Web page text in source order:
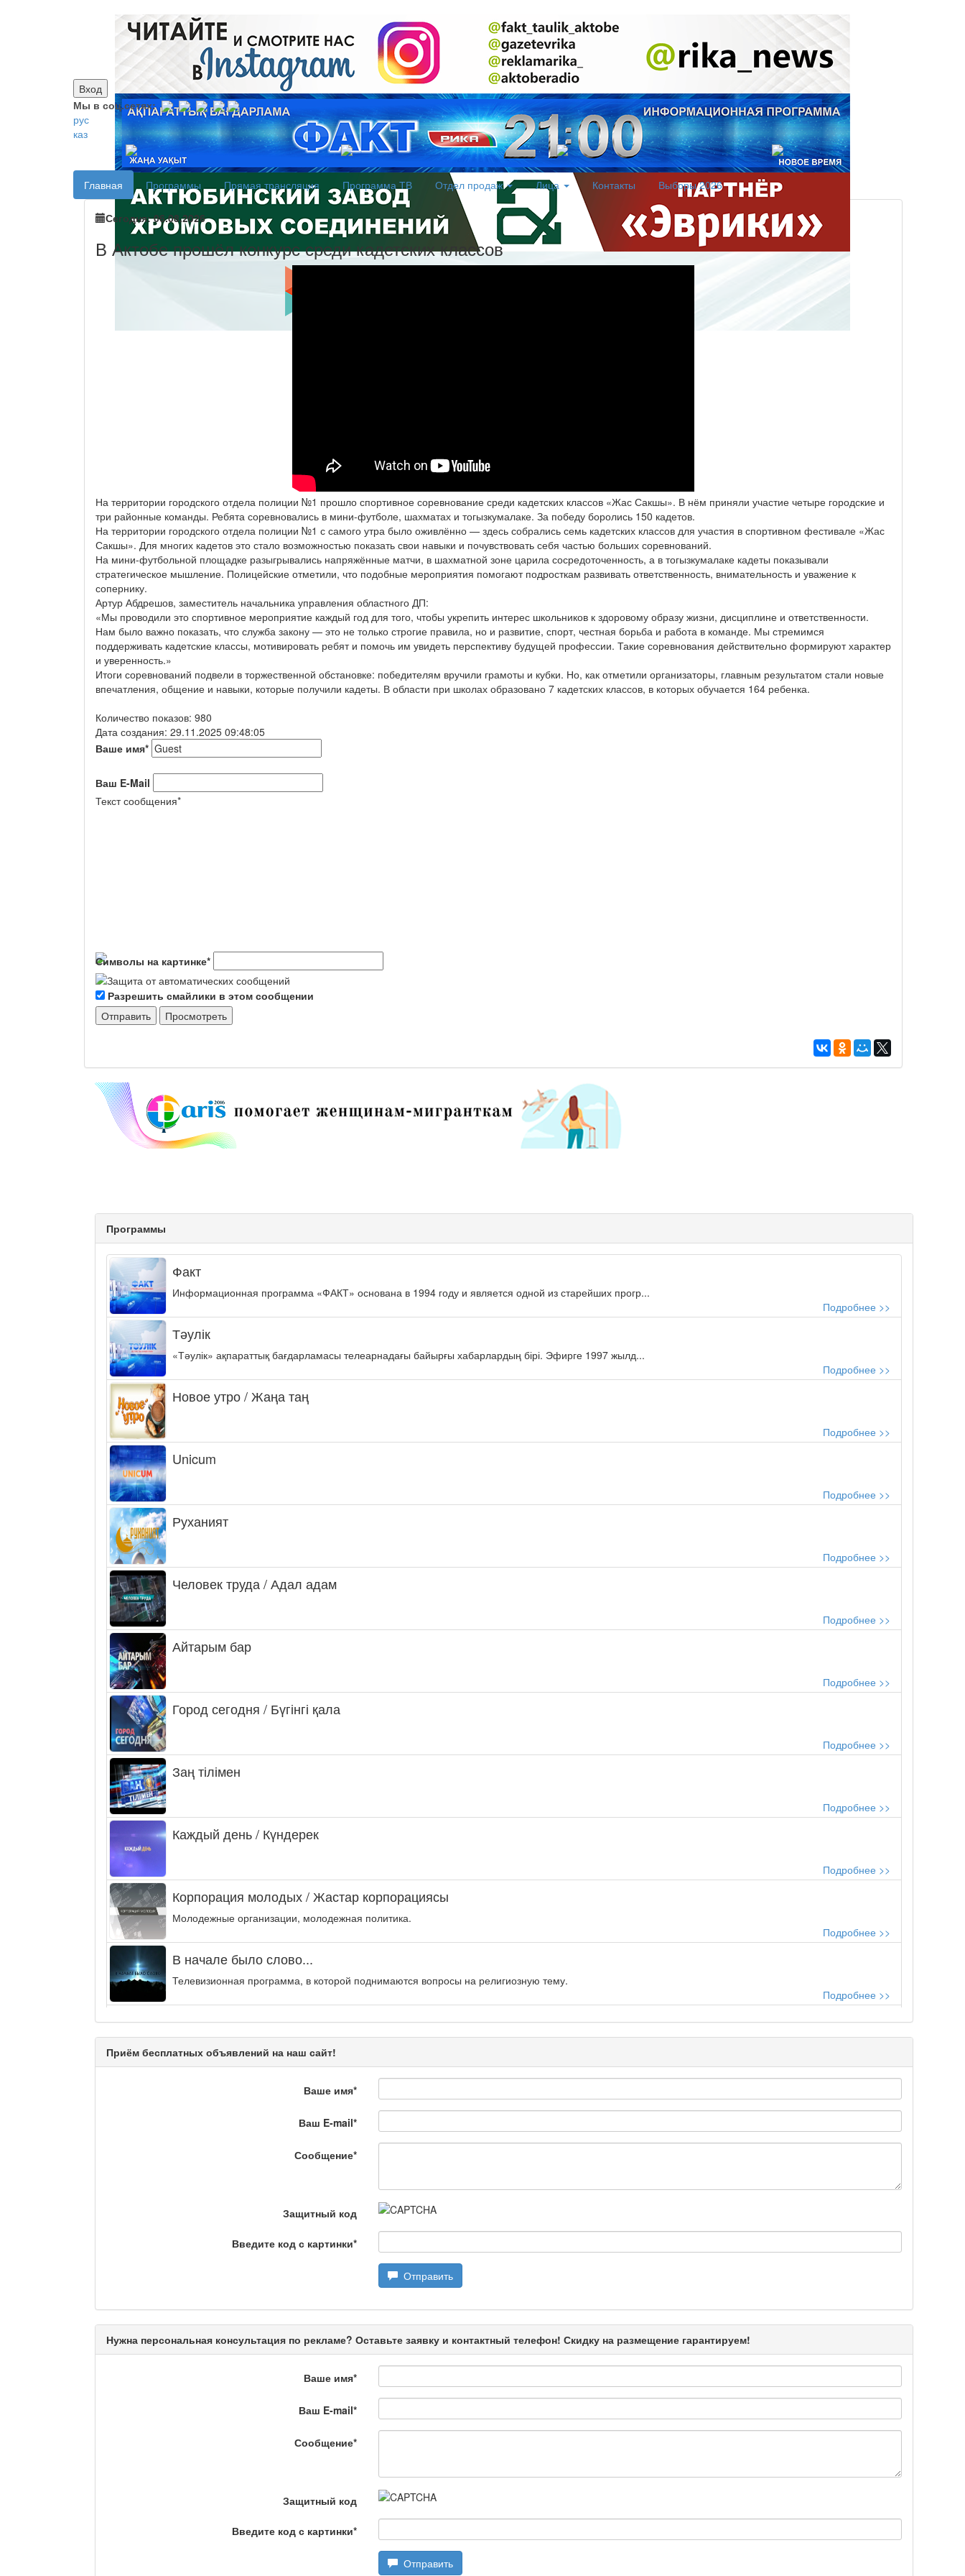
Вход
Мы в соц.сетях:
рус
каз
Главная Программы Прямая трансляция Программа ТВ Отдел продаж Лица Контакты Выборы 2026
Сегодня: 06.08.2026
В Актобе прошёл конкурс среди кадетских классов
На территории городского отдела полиции №1 прошло спортивное соревнование среди кадетских классов «Жас Сакшы». В нём приняли участие четыре городские и
три районные команды. Ребята соревновались в мини-футболе, шахматах и тогызкумалаке. За победу боролись 150 кадетов.
На территории городского отдела полиции №1 с самого утра было оживлённо — здесь собрались семь кадетских классов для участия в спортивном фестивале «Жас
Сакшы». Для многих кадетов это стало возможностью показать свои навыки и почувствовать себя частью больших соревнований.
На мини-футбольной площадке разыгрывались напряжённые матчи, в шахматной зоне царила сосредоточенность, а в тогызкумалаке кадеты показывали
стратегическое мышление. Полицейские отметили, что подобные мероприятия помогают подросткам развивать ответственность, внимательность и уважение к
сопернику.
Артур Абдрешов, заместитель начальника управления областного ДП:
«Мы проводили это спортивное мероприятие каждый год для того, чтобы укрепить интерес школьников к здоровому образу жизни, дисциплине и ответственности.
Нам было важно показать, что служба закону — это не только строгие правила, но и развитие, спорт, честная борьба и работа в команде. Мы стремимся
поддерживать кадетские классы, мотивировать ребят и помочь им увидеть перспективу будущей профессии. Такие соревнования действительно формируют характер
и уверенность.»
Итоги соревнований подвели в торжественной обстановке: победителям вручили грамоты и кубки. Но, как отметили организаторы, главным результатом стали новые
впечатления, общение и навыки, которые получили кадеты. В области при школах образовано 7 кадетских классов, в которых обучается 164 ребенка.
Количество показов: 980
Дата создания: 29.11.2025 09:48:05
Ваше имя*
Ваш E-Mail
Текст сообщения*
Символы на картинке*
Разрешить смайлики в этом сообщении
Программы
Факт
Информационная программа «ФАКТ» основана в 1994 году и является одной из старейших прогр...
Подробнее >>
Тәулік
«Тәулік» ақпараттық бағдарламасы телеарнадағы байырғы хабарлардың бірі. Эфирге 1997 жылд...
Подробнее >>
Новое утро / Жаңа таң
Подробнее >>
Unicum
Подробнее >>
Руханият
Подробнее >>
Человек труда / Адал адам
Подробнее >>
Айтарым бар
Подробнее >>
Город сегодня / Бүгінгі қала
Подробнее >>
Заң тілімен
Подробнее >>
Каждый день / Күндерек
Подробнее >>
Корпорация молодых / Жастар корпорациясы
Молодежные организации, молодежная политика.
Подробнее >>
В начале было слово...
Телевизионная программа, в которой поднимаются вопросы на религиозную тему.
Подробнее >>
Энергия удачи
Музыкально-развлекательная программа «Энергия удачи» представляет собой интеллектуальную...
На полицейской волне / Қылмыс пен жаза
Подробнее >>
Актуальный вопрос / Маңызды сұрақ
Подробнее >>
Подробнее >>
Приём бесплатных объявлений на наш сайт!
Ваше имя*
Ваш E-mail*
Сообщение*
Защитный код
Введите код с картинки*
Отправить
Нужна персональная консультация по рекламе? Оставьте заявку и контактный телефон! Скидку на размещение гарантируем!
Ваше имя*
Ваш E-mail*
Сообщение*
Защитный код
Введите код с картинки*
Отправить